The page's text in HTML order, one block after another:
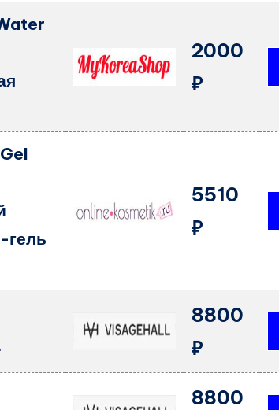
2000
₽
5510
₽
8800
₽
8800